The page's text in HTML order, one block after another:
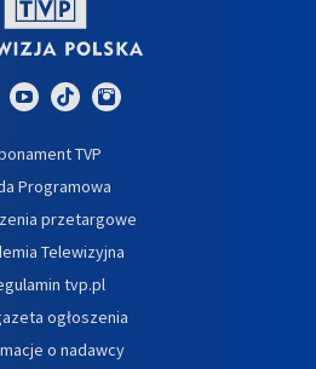
TVP
Programowa
przetargowe
Telewizyjna
tvp.pl
ogłoszenia
o nadawcy